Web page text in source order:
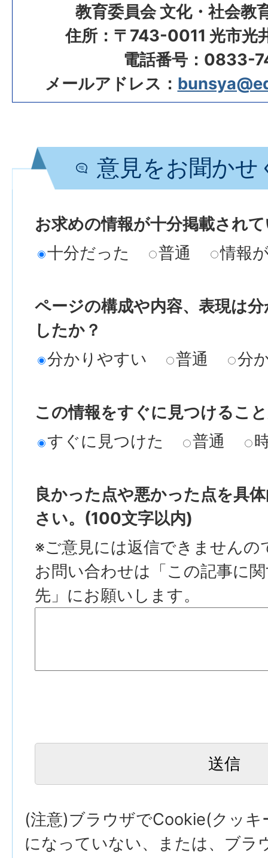
教育委員会 文化・社会教
住所：〒743-0011 光市光
電話番号：0833-
メールアドレス：
意見をお聞かせ
お求めの情報が十分掲載され
十分だった
普通 情報
ページの構成や内容、表現は
したか？
分かりやすい
普通 分
この情報をすぐに見つけるこ
すぐに見つけた
普通
良かった点や悪かった点を具
さい。(100文字以内)
※ご意見には返信できませんの
お問い合わせは「この記事に
先」にお願いします。
(注意)ブラウザでCookie(クッキ
になっていない、または、ブラ